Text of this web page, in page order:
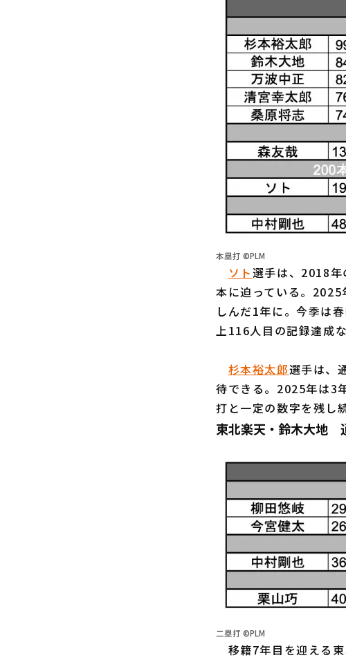
本塁打 ©PLM
ソト選手は、2018
本に迫っている。
しんだ1年に。今季は
上116人目の記録達成な
杉本裕太郎選手は、
待できる。2025年は3
打と一定の数字を残し
東北楽天・鈴木大地
二塁打 ©PLM
移籍7年目を迎える